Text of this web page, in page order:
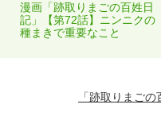
漫画「跡取りまごの百姓日
記」【第72話】ニンニクの
種まきで重要なこと
「跡取りまごの